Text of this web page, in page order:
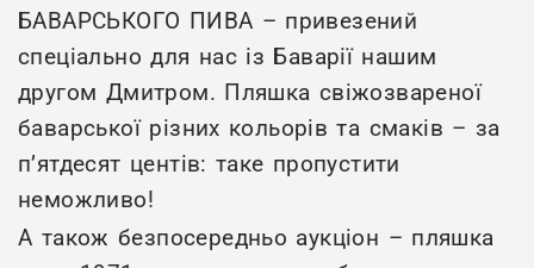
БАВАРСЬКОГО ПИВА – привезений
спеціально для нас із Баварії нашим
другом Дмитром. Пляшка свіжозвареної
баварської різних кольорів та смаків – за
п’ятдесят центів: таке пропустити
неможливо!
А також безпосередньо аукціон – пляшка